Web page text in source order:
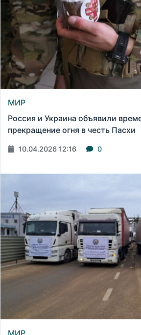
МИР
Россия и Украина объявили
прекращение огня в честь Пасхи
10.04.2026 12:16 0